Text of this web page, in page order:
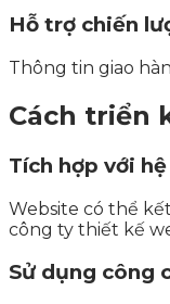
Hỗ trợ chiến
Thông tin giao
Cách triển
Tích hợp với
Website có thể
công ty thiết kế
Sử dụng công